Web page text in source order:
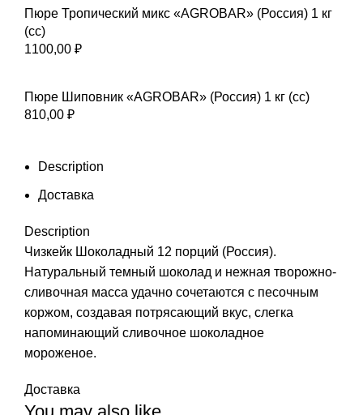
Пюре Тропический микс «AGROBAR» (Россия) 1 кг
(сс)
1100,00 ₽
Пюре Шиповник «AGROBAR» (Россия) 1 кг (сс)
810,00 ₽
Description
Доставка
Description
Чизкейк Шоколадный 12 порций (Россия).
Натуральный темный шоколад и нежная творожно-
сливочная масса удачно сочетаются с песочным
коржом, создавая потрясающий вкус, слегка
напоминающий сливочное шоколадное
мороженое.
Доставка
You may also like…